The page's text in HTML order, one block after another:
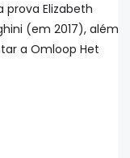
Elizabeth
(em 2017), além
a Omloop Het